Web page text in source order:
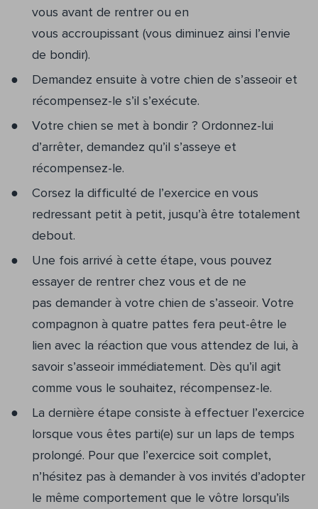
vous avant de rentrer ou en
vous accroupissant (vous diminuez ainsi l’envie
de bondir).
Demandez ensuite à votre chien de s’asseoir et
récompensez-le s’il s’exécute.
Votre chien se met à bondir ? Ordonnez-lui
d’arrêter, demandez qu’il s’asseye et
récompensez-le.
Corsez la difficulté de l’exercice en vous
redressant petit à petit, jusqu’à être totalement
debout.
Une fois arrivé à cette étape, vous pouvez
essayer de rentrer chez vous et de ne
pas demander à votre chien de s’asseoir. Votre
compagnon à quatre pattes fera peut-être le
lien avec la réaction que vous attendez de lui, à
savoir s’asseoir immédiatement. Dès qu’il agit
comme vous le souhaitez, récompensez-le.
La dernière étape consiste à effectuer l’exercice
lorsque vous êtes parti(e) sur un laps de temps
prolongé. Pour que l’exercice soit complet,
n’hésitez pas à demander à vos invités d’adopter
le même comportement que le vôtre lorsqu’ils